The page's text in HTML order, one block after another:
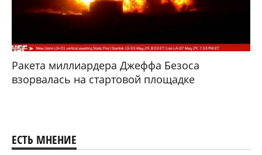
Ракета миллиардера Джеффа Безоса
взорвалась на стартовой площадке
ЕСТЬ МНЕНИЕ